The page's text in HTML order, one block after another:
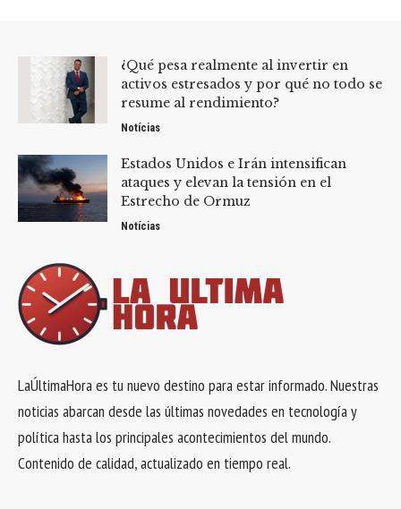
¿Qué pesa realmente al invertir en
activos estresados y por qué no todo se
resume al rendimiento?
Notícias
Estados Unidos e Irán intensifican
ataques y elevan la tensión en el
Estrecho de Ormuz
Notícias
LaÚltimaHora es tu nuevo destino para estar informado. Nuestras
noticias abarcan desde las últimas novedades en tecnología y
política hasta los principales acontecimientos del mundo.
Contenido de calidad, actualizado en tiempo real.